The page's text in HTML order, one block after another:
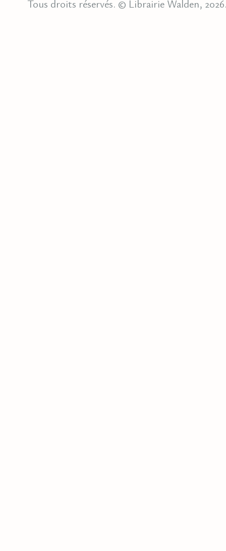
Tous droits réservés. © Librairie Walden,